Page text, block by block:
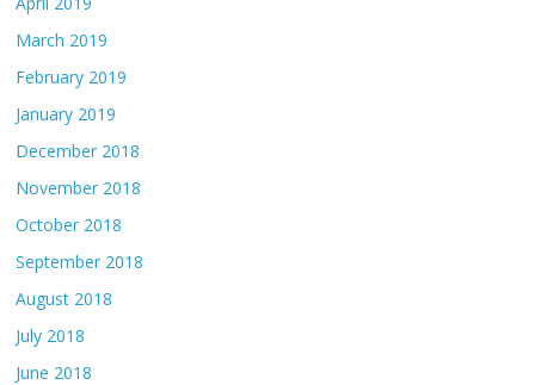
March 2019
February 2019
January 2019
December 2018
November 2018
October 2018
September 2018
August 2018
July 2018
June 2018